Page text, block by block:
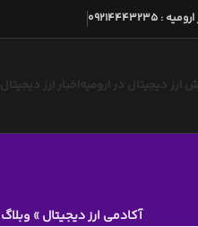
:
09214443235
ارز دیجیتال در ارومیه اخبار ارز دیجیتال
آکادمی ارز دیجیتال» وبلاگ